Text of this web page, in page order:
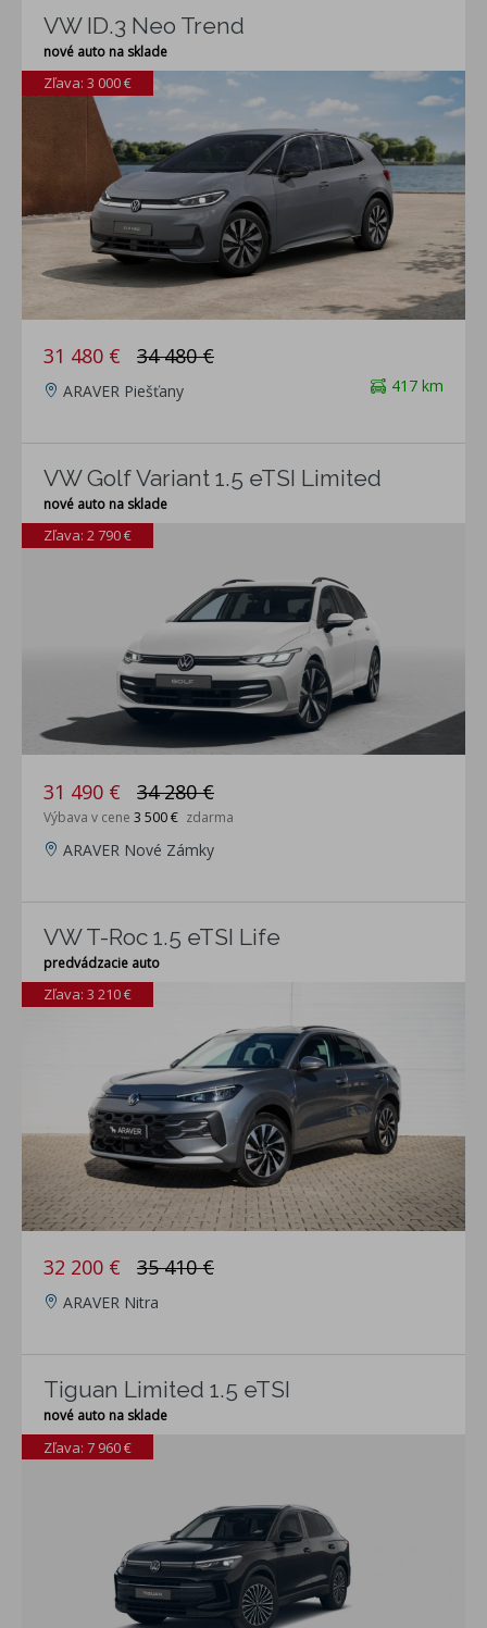
VW ID.3 Neo Trend
nové auto na sklade
Zľava: 3 000 €
31 480 € 34 480 €
417 km
ARAVER Piešťany
VW Golf Variant 1.5 eTSI Limited
nové auto na sklade
Zľava: 2 790 €
31 490 € 34 280 €
Výbava v cene 3 500 € zdarma
ARAVER Nové Zámky
VW T-Roc 1.5 eTSI Life
predvádzacie auto
Zľava: 3 210 €
32 200 € 35 410 €
ARAVER Nitra
Tiguan Limited 1.5 eTSI
nové auto na sklade
Zľava: 7 960 €